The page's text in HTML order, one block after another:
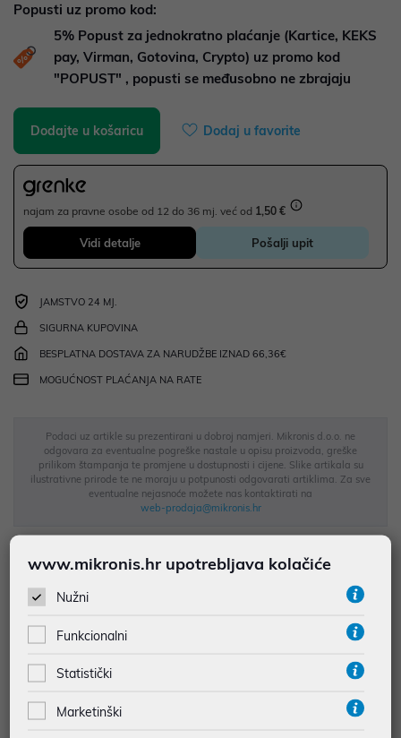
Popusti uz promo kod:
5% Popust za jednokratno plaćanje (Kartice, KEKS
pay, Virman, Gotovina, Crypto) uz promo kod
"POPUST" , popusti se međusobno ne zbrajaju
Dodajte u košaricu Dodaj u favorite
najam za pravne osobe od 12 do 36 mj. već od 1,50 €
Vidi detalje Pošalji upit
JAMSTVO 24 MJ.
SIGURNA KUPOVINA
BESPLATNA DOSTAVA ZA NARUDŽBE IZNAD 66,36€
MOGUĆNOST PLAĆANJA NA RATE
Podaci uz artikle su prezentirani u dobroj namjeri. Mikronis d.o.o. ne
odgovara za eventualne pogreške nastale u opisu proizvoda, greške
prilikom štampanja te promjene u dostupnosti i cijene. Slike artikala su
ilustrativne prirode te ne moraju u potpunosti odgovarati artiklima. Za sve
eventualne nejasnoće možete nas kontaktirati na
web-prodaja@mikronis.hr
PHILIPS slušalice TAH3209BK/00 - Ove slušalice koje se
stavljaju na uši osiguravaju svakodnevnu udobnost. Pogonske
jedinice od 32 mm pružaju odličan zvuk, a dizajn koji se stavlja na
reprodukcije, ove bežične slušalice izdržat će mnoge popise za
www.mikronis.hr upotrebljava kolačiće
Nužni
Funkcionalni
Statistički
Marketinški